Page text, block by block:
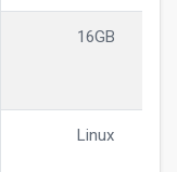
16GB
Linux